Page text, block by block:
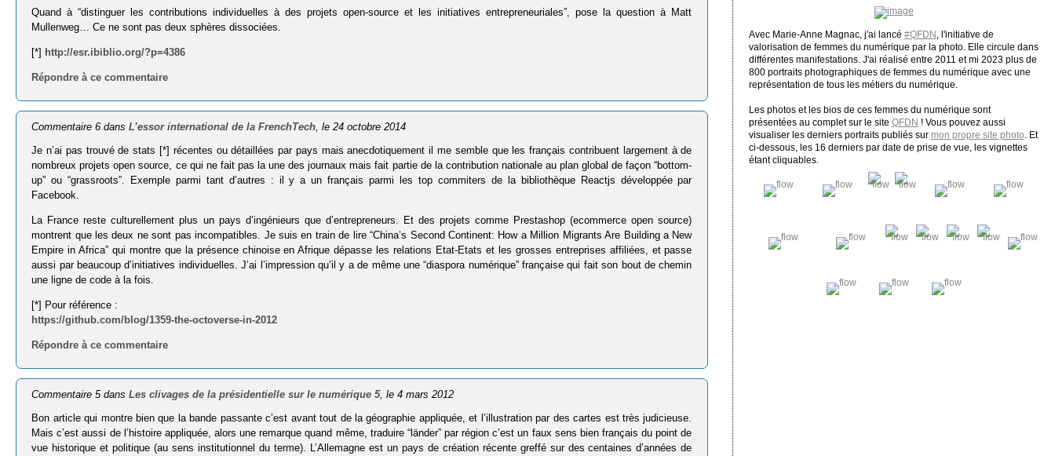
Quand à “distinguer les contributions individuelles à des projets open-source et les initiatives entrepreneuriales”, pose la question à Matt
Mullenweg… Ce ne sont pas deux sphères dissociées.
[*] http://esr.ibiblio.org/?p=4386
Répondre à ce commentaire
Commentaire 6 dansL’essor international de la FrenchTech, le 24 octobre 2014
Je n’ai pas trouvé de stats [*] récentes ou détaillées par pays mais anecdotiquement il me semble que les français contribuent largement à de
nombreux projets open source, ce qui ne fait pas la une des journaux mais fait partie de la contribution nationale au plan global de façon “bottom-
up” ou “grassroots”. Exemple parmi tant d’autres : il y a un français parmi les top commiters de la bibliothèque Reactjs développée par
Facebook.
La France reste culturellement plus un pays d’ingénieurs que d’entrepreneurs. Et des projets comme Prestashop (ecommerce open source)
montrent que les deux ne sont pas incompatibles. Je suis en train de lire “China’s Second Continent: How a Million Migrants Are Building a New
Empire in Africa” qui montre que la présence chinoise en Afrique dépasse les relations Etat-Etats et les grosses entreprises affiliées, et passe
aussi par beaucoup d’initiatives individuelles. J’ai l’impression qu’il y a de même une “diaspora numérique” française qui fait son bout de chemin
une ligne de code à la fois.
[*] Pour référence :
https://github.com/blog/1359-the-octoverse-in-2012
Répondre à ce commentaire
Commentaire 5 dansLes clivages de la présidentielle sur le numérique 5, le 4 mars 2012
Bon article qui montre bien que la bande passante c’est avant tout de la géographie appliquée, et l’illustration par des cartes est très judicieuse.
Mais c’est aussi de l’histoire appliquée, alors une remarque quand même, traduire “län­der” par région c’est un faux sens bien français du point de
vue historique et politique (au sens institutionnel du terme). L’Allemagne est un pays de création récente greffé sur des centaines d’années de
Avec Marie-Anne Magnac, j'ai lancé #QFDN , l'initiative de
valorisation de femmes du numérique par la photo. Elle circule dans
différentes manifestations. J'ai réalisé entre 2011 et mi 2023 plus de
800 portraits photographiques de femmes du numérique avec une
représentation de tous les métiers du numérique.
Les photos et les bios de ces femmes du numérique sont
présentées au complet sur le site QFDN ! Vous pouvez aussi
visualiser les derniers portraits publiés sur mon propre site photo. Et
ci-dessous, les 16 derniers par date de prise de vue, les vignettes
étant cliquables.